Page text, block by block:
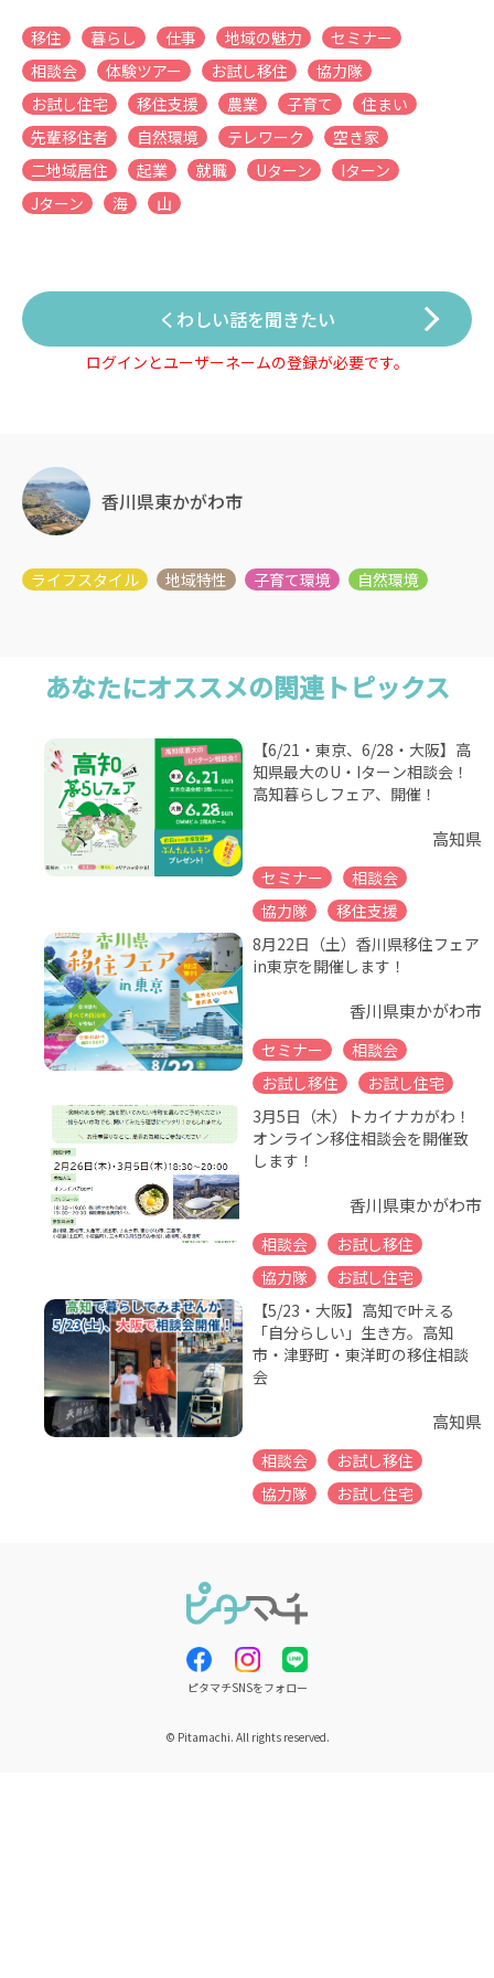
移住 暮らし 仕事 地域の魅力
セミナー
相談会
体験ツアー お試し移住
協力隊
お試し住宅
移住支援 農業 子育て
住まい
先輩移住者
自然環境 テレワーク
空き家
二地域居住
起業 就職 Uターン
Iターン
Jターン
海 山
くわしい話を聞きたい
ログインとユーザーネームの登録が必要です。
香川県東かがわ市
あなたにオススメの関連トピックス
【6/21・東京、6/28・大阪】高
知県最大のU・Iターン相談会！
高知暮らしフェア、開催！
高知県
セミナー
相談会
協力隊
移住支援
8月22日（土）香川県移住フェア
in東京を開催します！
香川県東かがわ市
セミナー
相談会
お試し移住
お試し住宅
3月5日（木）トカイナカがわ！
オンライン移住相談会を開催致
します！
香川県東かがわ市
相談会
お試し移住
協力隊
お試し住宅
【5/23・大阪】高知で叶える
「自分らしい」生き方。高知
市・津野町・東洋町の移住相談
会
高知県
相談会
お試し移住
協力隊
お試し住宅
ピタマチSNSをフォロー
© Pitamachi. All rights reserved.